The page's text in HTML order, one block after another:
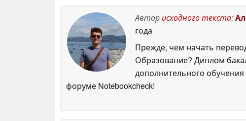
Авторисходного текста:
года
Прежде, чем начать
Образование? Диплом
дополнительного
форуме Notebookcheck!